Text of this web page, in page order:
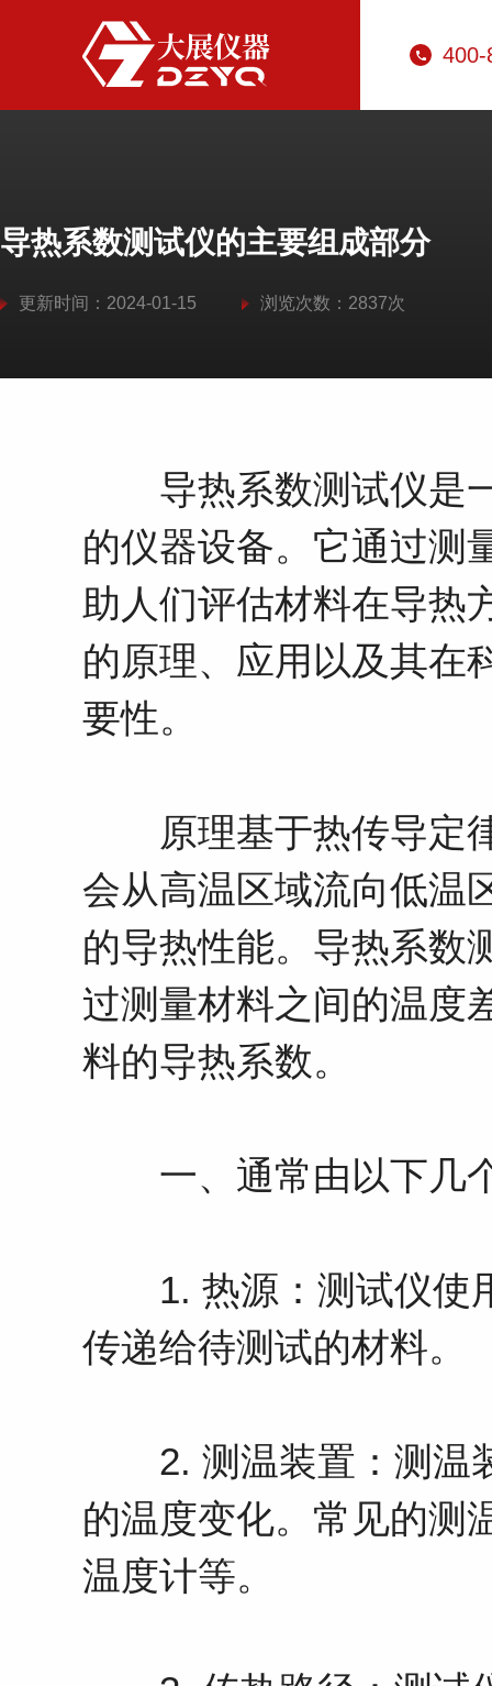
400-
导热系数测试仪的主要组成部分
更新时间：2024-01-15 浏览次数：2837次
导热系数测试仪是一
的仪器设备。它通过测
助人们评估材料在导热
的原理、应用以及其在
要性。
原理基于热传导定律
会从高温区域流向低温
的导热性能。导热系数
过测量材料之间的温度
料的导热系数。
一、通常由以下几
1. 热源：测试仪使
传递给待测试的材料。
2. 测温装置：测温
的温度变化。常见的测
温度计等。